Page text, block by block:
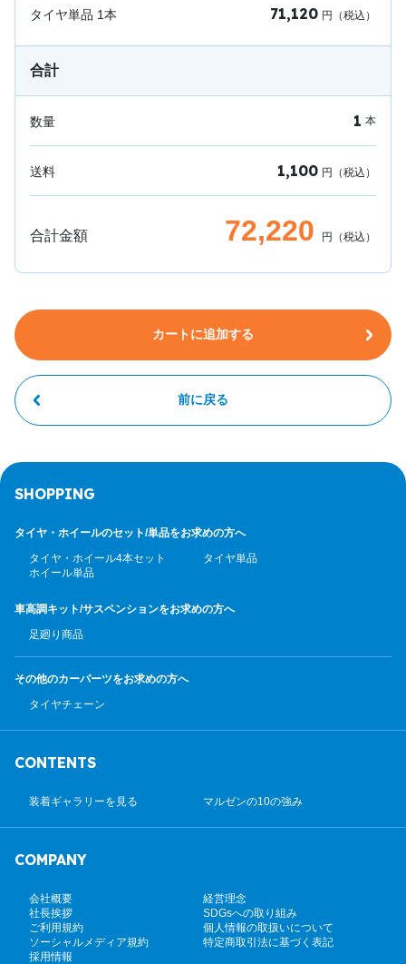
タイヤ単品 1本 71,120 円（税込）
合計
数量 1 本
送料 1,100 円（税込）
合計金額 72,220 円（税込）
カートに追加する
前に戻る
SHOPPING
タイヤ・ホイールのセット/単品をお求めの方へ
タイヤ・ホイール4本セット
タイヤ単品
ホイール単品
車高調キット/サスペンションをお求めの方へ
足廻り商品
その他のカーパーツをお求めの方へ
タイヤチェーン
CONTENTS
装着ギャラリーを見る マルゼンの10の強み
COMPANY
会社概要
経営理念
社長挨拶
SDGsへの取り組み
ご利用規約
個人情報の取扱いについて
ソーシャルメディア規約
特定商取引法に基づく表記
採用情報